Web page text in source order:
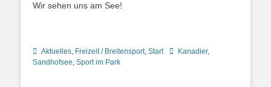
Wir sehen uns am See!
Kategorien
Aktuelles Freizeit / Breitensport, Start Schlagworte
Kanadier,
Sandhofsee Sport im Park